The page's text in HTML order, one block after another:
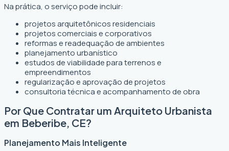
Na prática, o serviço pode incluir:
projetos arquitetônicos residenciais
projetos comerciais e corporativos
reformas e readequação de ambientes
planejamento urbanístico
estudos de viabilidade para terrenos e
empreendimentos
regularização e aprovação de projetos
consultoria técnica e acompanhamento de obra
Por Que Contratar um Arquiteto Urbanista
em Beberibe, CE?
Planejamento Mais Inteligente